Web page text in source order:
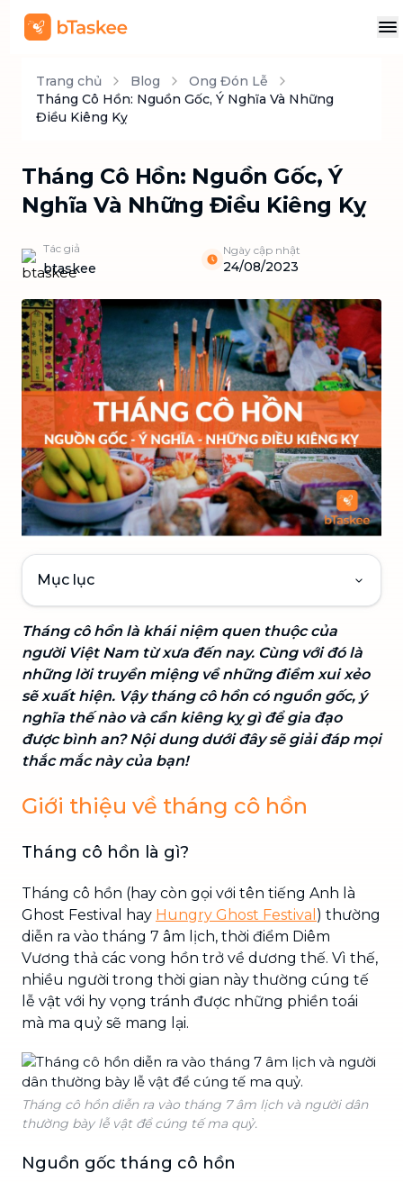
Trang chủ Blog
Ong Đón Lễ
Tháng Cô Hồn: Nguồn Gốc, Ý Nghĩa Và Những
Điều Kiêng Kỵ
Tháng Cô Hồn: Nguồn Gốc, Ý
Nghĩa Và Những Điều Kiêng Kỵ
Tác giả
btaskee
Ngày cập nhật
24/08/2023
Mục lục
Tháng cô hồn là khái niệm quen thuộc của
người Việt Nam từ xưa đến nay. Cùng với đó là
những lời truyền miệng về những điềm xui xẻo
sẽ xuất hiện. Vậy tháng cô hồn có nguồn gốc, ý
nghĩa thế nào và cần kiêng kỵ gì để gia đạo
được bình an? Nội dung dưới đây sẽ giải đáp mọi
thắc mắc này của bạn!
Giới thiệu về tháng cô hồn
Tháng cô hồn là gì?
Tháng cô hồn (hay còn gọi với tên tiếng Anh là
Ghost Festival hay Hungry Ghost Festival ) thường
diễn ra vào tháng 7 âm lịch, thời điểm Diêm
Vương thả các vong hồn trở về dương thế. Vì thế,
nhiều người trong thời gian này thường cúng tế
lễ vật với hy vọng tránh được những phiền toái
mà ma quỷ sẽ mang lại.
Tháng cô hồn diễn ra vào tháng 7 âm lịch và người dân
thường bày lễ vật để cúng tế ma quỷ.
Nguồn gốc tháng cô hồn